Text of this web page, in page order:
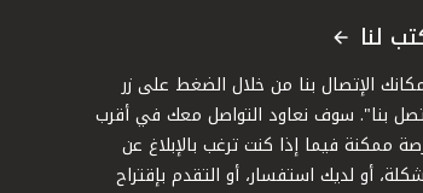
لنا
الإتصال بنا من خلال الضغط على زر
بنا". سوف نعاود التواصل معك في أقرب
ممكنة فيما إذا كنت ترغب بالإبلاغ عن
أو لديك استفسار، أو التقدم بإقتراح